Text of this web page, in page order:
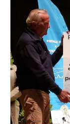
Energie
Déchets
Mobilité